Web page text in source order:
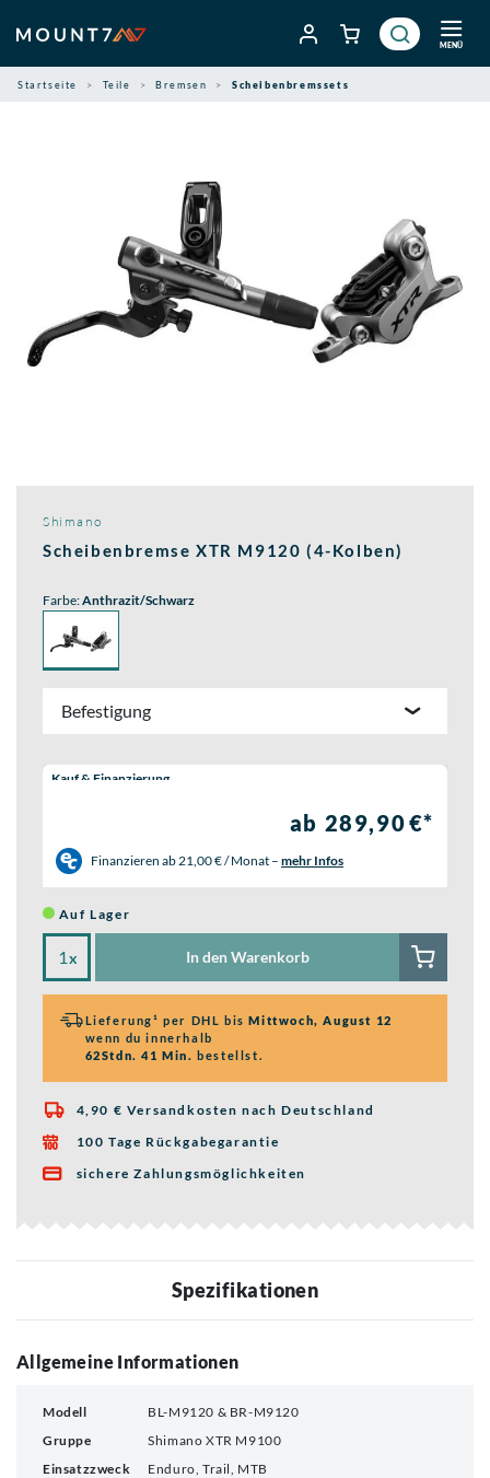
Inhalt
springen
MENÜ
Startseite Teile Bremsen Scheibenbremssets
Shimano
Scheibenbremse XTR M9120 (4-Kolben)
Farbe:Anthrazit/Schwarz
Befestigung
Wähle eine Preisoption:
Kauf & Finanzierung
ab 289,90 €*
Finanzieren ab 21,00 € / Monat – mehr Infos
Auf Lager
x In den Warenkorb
Lieferung¹ per DHL bisMittwoch, August 12
wenn du innerhalb
62Stdn. 41 Min. bestellst.
 4,90 € Versandkosten nach Deutschland
 100 Tage Rückgabegarantie
 sichere Zahlungsmöglichkeiten
Spezifikationen
Allgemeine Informationen
Modell
BL-M9120 & BR-M9120
Gruppe
Shimano XTR M9100
Einsatzzweck
Enduro, Trail, MTB